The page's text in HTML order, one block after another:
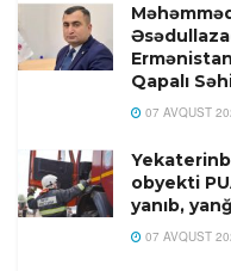
Qapalı
07 AVQUST
obyekti
yanıb,
07 AVQUST